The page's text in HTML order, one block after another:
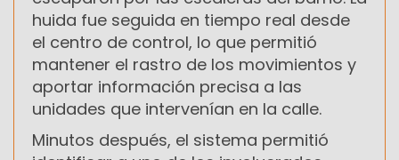
huida fue seguida en tiempo real desde
el centro de control, lo que permitió
mantener el rastro de los movimientos y
aportar información precisa a las
unidades que intervenían en la calle.
Minutos después, el sistema permitió